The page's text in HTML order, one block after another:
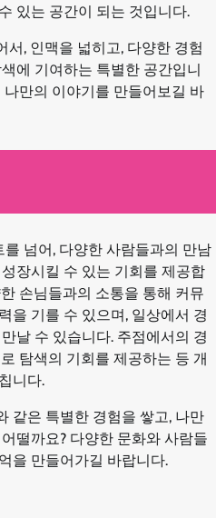
있는 공간이 되는 것입니다.
, 인맥을 넓히고, 다양한 경험
에 기여하는 특별한 공간입니
만의 이야기를 만들어보길 바
넘어, 다양한 사람들과의 만남
장시킬 수 있는 기회를 제공합
손님들과의 소통을 통해 커뮤
을 기를 수 있으며, 일상에서 경
날 수 있습니다. 주점에서의 경
탐색의 기회를 제공하는 등 개
니다.
같은 특별한 경험을 쌓고, 나만
떨까요? 다양한 문화와 사람들
을 만들어가길 바랍니다.